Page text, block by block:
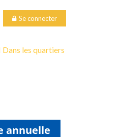
Se connecter
les quartiers
annuelle